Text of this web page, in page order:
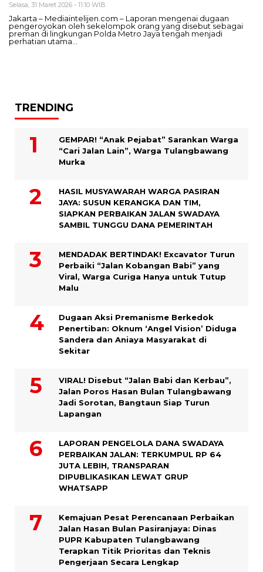
Selasa, 31 Maret 2026 - 11:10 WIB
Jakarta – Mediaintelijen.com – Laporan mengenai dugaan
pengeroyokan oleh sekelompok orang yang disebut sebagai
preman di lingkungan Polda Metro Jaya tengah menjadi
perhatian utama…
TRENDING
GEMPAR! “Anak Pejabat” Sarankan Warga
“Cari Jalan Lain”, Warga Tulangbawang
Murka
HASIL MUSYAWARAH WARGA PASIRAN
JAYA: SUSUN KERANGKA DAN TIM,
SIAPKAN PERBAIKAN JALAN SWADAYA
SAMBIL TUNGGU DANA PEMERINTAH
MENDADAK BERTINDAK! Excavator Turun
Perbaiki “Jalan Kobangan Babi” yang
Viral, Warga Curiga Hanya untuk Tutup
Malu
Dugaan Aksi Premanisme Berkedok
Penertiban: Oknum ‘Angel Vision’ Diduga
Sandera dan Aniaya Masyarakat di
Sekitar
VIRAL! Disebut “Jalan Babi dan Kerbau”,
Jalan Poros Hasan Bulan Tulangbawang
Jadi Sorotan, Bangtaun Siap Turun
Lapangan
LAPORAN PENGELOLA DANA SWADAYA
PERBAIKAN JALAN: TERKUMPUL RP 64
JUTA LEBIH, TRANSPARAN
DIPUBLIKASIKAN LEWAT GRUP
WHATSAPP
Kemajuan Pesat Perencanaan Perbaikan
Jalan Hasan Bulan Pasiranjaya: Dinas
PUPR Kabupaten Tulangbawang
Terapkan Titik Prioritas dan Teknis
Pengerjaan Secara Lengkap